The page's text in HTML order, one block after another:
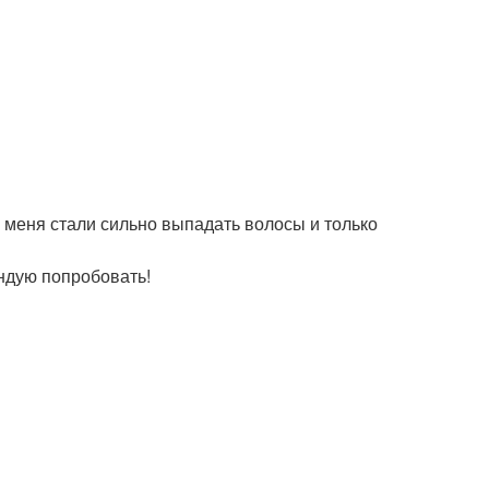
стали сильно выпадать волосы и только
попробовать!